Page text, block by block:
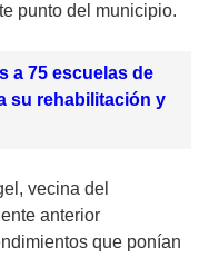
punto del municipio.
a 75 escuelas de
su rehabilitación y
vecina del
anterior
que ponían